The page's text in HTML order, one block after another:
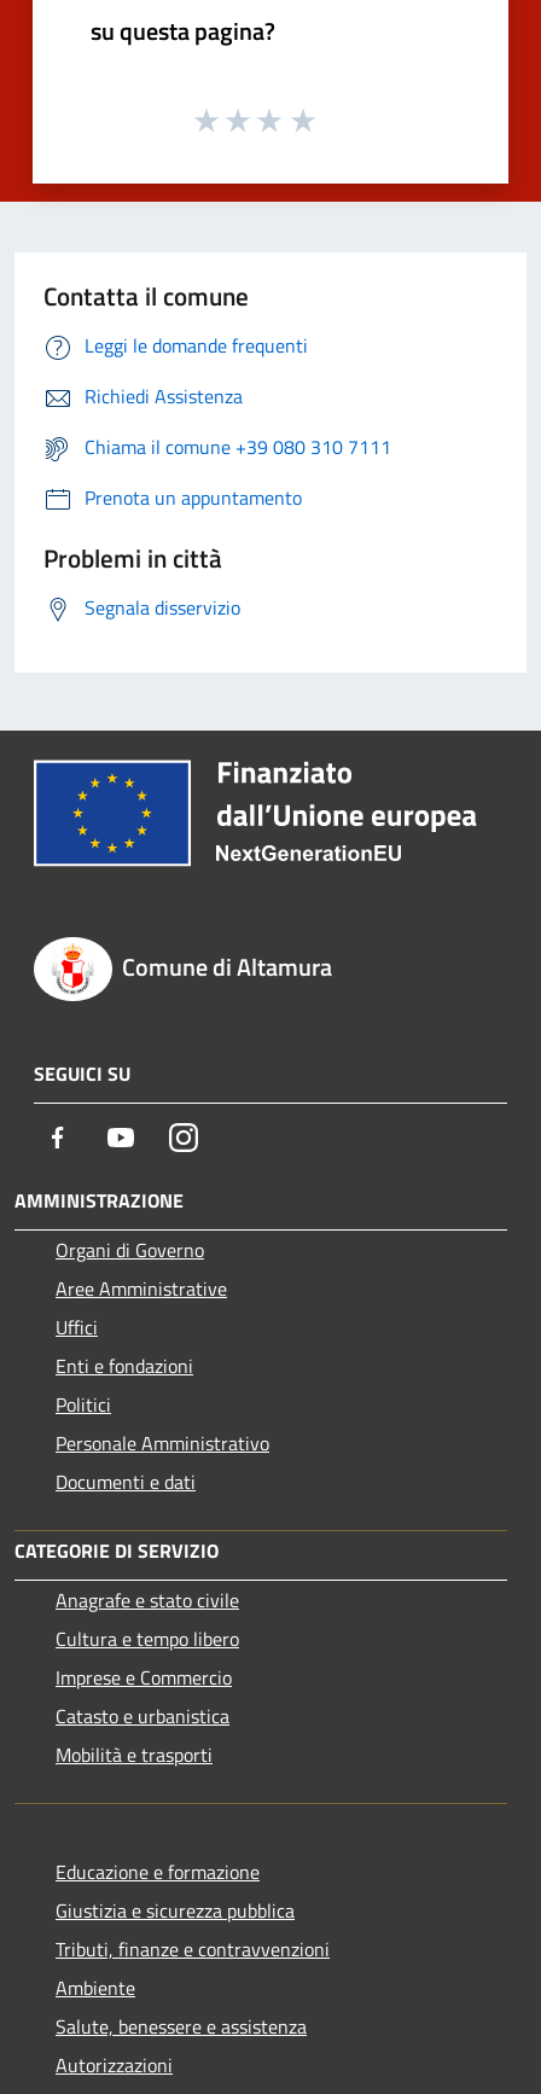
su questa pagina?
Contatta il comune
Leggi le domande frequenti
Richiedi Assistenza
Chiama il comune +39 080 310 7111
Prenota un appuntamento
Problemi in città
Segnala disservizio
Comune di Altamura
SEGUICI SU
Facebook YoutubeInstagram
AMMINISTRAZIONE
Organi di Governo
Aree Amministrative
Uffici
Enti e fondazioni
Politici
Personale Amministrativo
Documenti e dati
CATEGORIE DI SERVIZIO
Anagrafe e stato civile
Cultura e tempo libero
Imprese e Commercio
Catasto e urbanistica
Mobilità e trasporti
Educazione e formazione
Giustizia e sicurezza pubblica
Tributi, finanze e contravvenzioni
Ambiente
Salute, benessere e assistenza
Autorizzazioni